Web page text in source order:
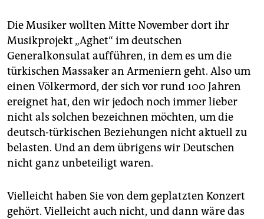
Die Musiker wollten Mitte November dort ihr
Musikprojekt „Aghet“ im deutschen
Generalkonsulat aufführen, in dem es um die
türkischen Massaker an Armeniern geht. Also um
einen Völkermord, der sich vor rund 100 Jahren
ereignet hat, den wir jedoch noch immer lieber
nicht als solchen bezeichnen möchten, um die
deutsch-türkischen Beziehungen nicht aktuell zu
belasten. Und an dem übrigens wir Deutschen
nicht ganz unbeteiligt waren.
Vielleicht haben Sie von dem geplatzten Konzert
gehört. Vielleicht auch nicht, und dann wäre das